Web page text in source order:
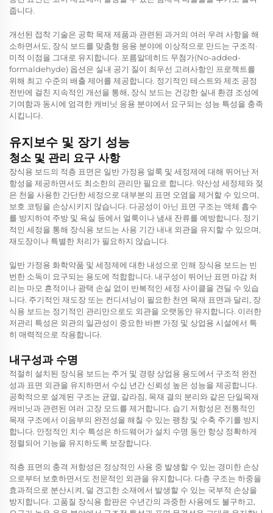
줍니다.
개선된 접착 기술은 공학 목재 제품과 관련된 과거의 여러 우려 사항을 해
소하면서도, 장식 보드를 맞춤형 응용 분야에 이상적으로 만드는 구조적·
미적 이점을 그대로 유지합니다. 포름알데히드 무첨가(No-added-
formaldehyde) 옵션은 실내 공기 질이 최우선 고려사항인 프로젝트를
위해 최고 수준의 배출 제어를 제공합니다. 정기적인 테스트와 제조 공정
전반에 걸친 지속적인 개선을 통해, 장식 보드는 건강한 실내 환경 조성에
기여함과 동시에 엄격한 캐비닛 응용 분야에서 요구되는 성능 특성을 충족
시킵니다.
유지보수 및 장기 성능
청소 및 관리 요구 사항
장식용 보드의 적층 표면은 일반 가정용 얼룩 및 세정제에 대해 뛰어난 저
항성을 제공하면서도 최소한의 관리만 필요로 합니다. 약산성 세정제와 젖
은 천을 사용한 간단한 세정으로 대부분의 표면 오염을 제거할 수 있으며,
보호 코팅을 손상시키지 않습니다. 다공성이 아닌 표면 구조는 액체 흡수
를 방지하여 주방 및 욕실 등에서 얼룩이나 냄새 잔류를 예방합니다. 정기
적인 세정을 통해 장식용 보드는 사용 기간 내내 외관을 유지할 수 있으며,
재도장이나 특별한 처리가 필요하지 않습니다.
일반 가정용 화학약품 및 세정제에 대한 내성으로 인해 장식용 보드는 빈
번한 소독이 요구되는 용도에 적합합니다. 내구성이 뛰어난 표면 마감 처
리는 마모 흔적이나 광택 손실 없이 반복적인 세정 사이클을 견딜 수 있습
니다. 주기적인 재도장 또는 컨디셔닝이 필요한 천연 목재 표면과 달리, 장
식용 보드는 정기적인 관리만으로도 외관을 오랫동안 유지합니다. 이러한
저관리 특성은 외관의 일관성이 중요한 바쁜 가정 및 상업용 시설에서 특
히 매력적으로 작용합니다.
내구성과 수명
적절히 설치된 장식용 보드는 주거 및 경량 상업용 용도에서 구조적 완전
성과 표면 외관을 유지하면서 수십 년간 신뢰성 높은 성능을 제공합니다.
공학적으로 설계된 구조는 균열, 갈라짐, 목재 결의 분리와 같은 단일목재
캐비닛과 관련된 여러 고장 모드를 제거합니다. 습기 저항성은 전통적인
목재 구조에서 이음부의 완전성을 해칠 수 있는 팽창 및 수축 주기를 방지
합니다. 안정적인 치수 특성은 하드웨어가 설치 수명 동안 항상 정확하게
정렬되어 기능을 유지하도록 보장합니다.
적층 표면의 충격 저항성은 정상적인 사용 중 발생할 수 있는 경미한 손상
으로부터 보호하면서도 전문적인 외관을 유지합니다. 다층 구조는 하중을
효과적으로 분산시켜, 덜 견고한 소재에서 발생할 수 있는 국부적 손상을
방지합니다. 고품질 장식용 합판은 수년간의 과중한 사용에도 불구하고,